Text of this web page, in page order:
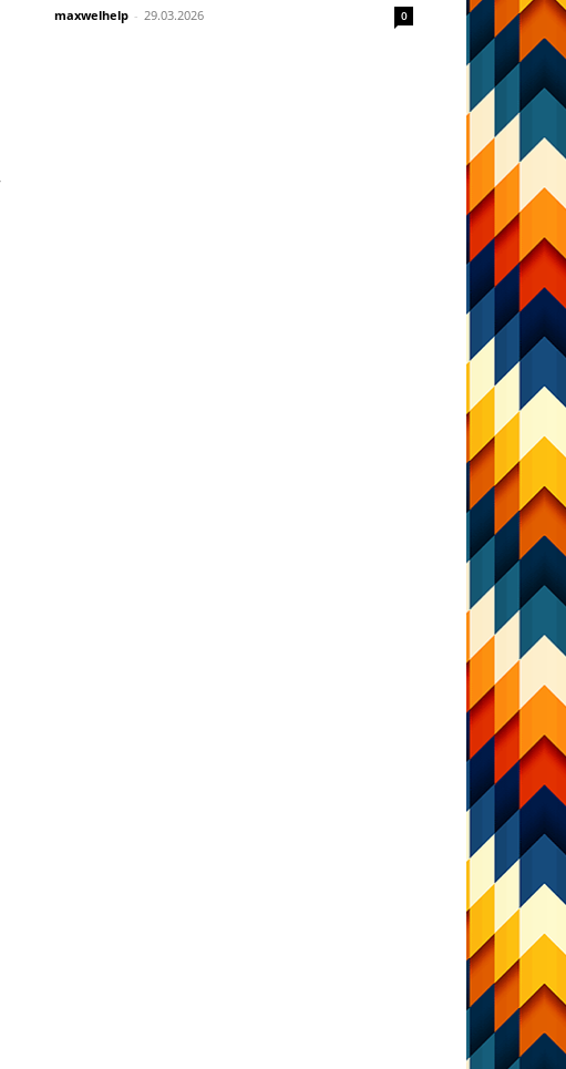
maxwelhelp - 29.03.2026 0